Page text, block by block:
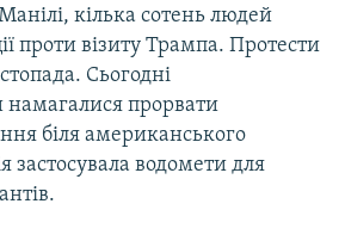
кілька сотень людей
проти візиту Трампа. Протести
Сьогодні
намагалися прорвати
біля американського
застосувала водомети для